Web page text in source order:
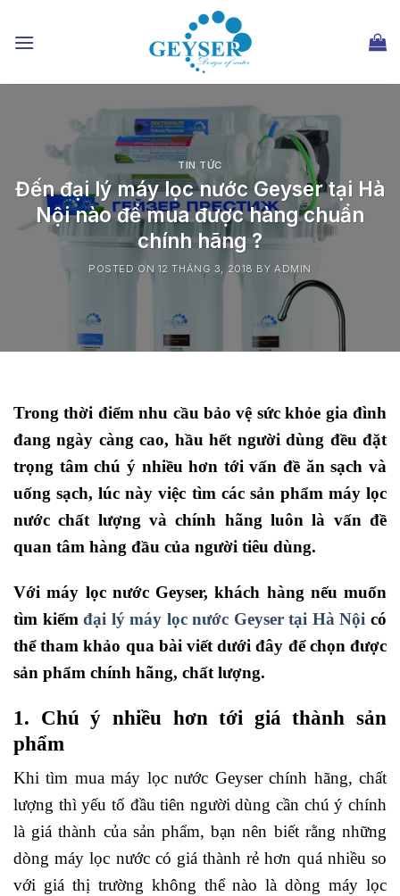
đến
nội
TIN TỨC
Đến đại lý máy lọc nước Geyser tại Hà
Nội nào để mua được hàng chuẩn
chính hãng ?
POSTED ON 12 THÁNG 3, 2018 BY ADMIN
Trong thời điểm nhu cầu bảo vệ sức khỏe gia đình
đang ngày càng cao, hầu hết người dùng đều đặt
trọng tâm chú ý nhiều hơn tới vấn đề ăn sạch và
uống sạch, lúc này việc tìm các sản phẩm máy lọc
nước chất lượng và chính hãng luôn là vấn đề
quan tâm hàng đầu của người tiêu dùng.
Với máy lọc nước Geyser, khách hàng nếu muốn
tìm kiếmđại lý máy lọc nước Geyser tại Hà Nội có
thể tham khảo qua bài viết dưới đây để chọn được
sản phẩm chính hãng, chất lượng.
1. Chú ý nhiều hơn tới giá thành sản
phẩm
Khi tìm mua máy lọc nước Geyser chính hãng, chất
lượng thì yếu tố đầu tiên người dùng cần chú ý chính
là giá thành của sản phẩm, bạn nên biết rằng những
dòng máy lọc nước có giá thành rẻ hơn quá nhiều so
với giá thị trường không thể nào là dòng máy lọc